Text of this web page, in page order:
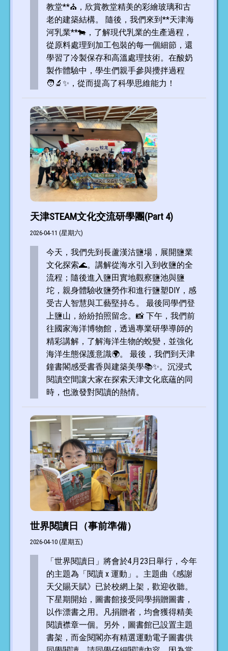
教堂**⛪，欣賞教堂精美的彩繪玻璃和古
老的建築結構。 隨後，我們來到**天津海
河乳業**🐄，了解現代乳業的生產過程，
從原料處理到加工包裝的每一個細節，還
學習了冷製保存和高溫處理技術。在酸奶
製作體驗中，學生們親手參與攪拌過程
🧑‍🔬✨，從而提高了科學思維能力！
天津STEAM文化交流研學團(Part 4)
2026-04-11 (星期六)
今天，我們先到長蘆漢沽鹽場，展開鹽業
文化探索🌊。講解從海水引入到收鹽的全
流程；隨後進入鹽田實地觀察鹽池與鹽
坨，親身體驗收鹽勞作和進行鹽塑DIY，感
受古人智慧與工藝堅持💪。 最後同學們登
上鹽山，紛紛拍照留念。📸 下午，我們前
往國家海洋博物館，透過專業研學導師的
精彩講解，了解海洋生物的蛻變，並強化
海洋生態保護意識🌍。 最後，我們到天津
鐘書閣感受書香與建築美學📚✨。沉浸式
閱讀空間讓大家在探索天津文化底蘊的同
時，也激發對閱讀的熱情。
世界閱讀日（事前準備）
2026-04-10 (星期五)
「世界閱讀日」將會於4月23日舉行，今年
的主題為「閱讀 x 運動」。主題曲《感謝
天父賜天賦》已於校網上架，歡迎收聽。
下星期開始，圖書館接受同學捐贈圖書，
以作漂書之用。凡捐贈者，均會獲得精美
閱讀襟章一個。另外，圖書館已設置主題
書架，而金閱閣亦有精選運動電子圖書供